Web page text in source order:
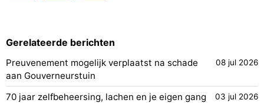
Gerelateerde berichten
Preuvenement mogelijk verplaatst na schade
aan Gouverneurstuin
08 jul 2026
70 jaar zelfbeheersing, lachen en je eigen gang
03 jul 2026